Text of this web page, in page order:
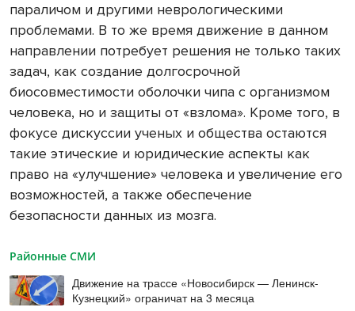
параличом и другими неврологическими
проблемами. В то же время движение в данном
направлении потребует решения не только таких
задач, как создание долгосрочной
биосовместимости оболочки чипа с организмом
человека, но и защиты от «взлома». Кроме того, в
фокусе дискуссии ученых и общества остаются
такие этические и юридические аспекты как
право на «улучшение» человека и увеличение его
возможностей, а также обеспечение
безопасности данных из мозга.
Районные СМИ
Движение на трассе «Новосибирск — Ленинск-
Кузнецкий» ограничат на 3 месяца